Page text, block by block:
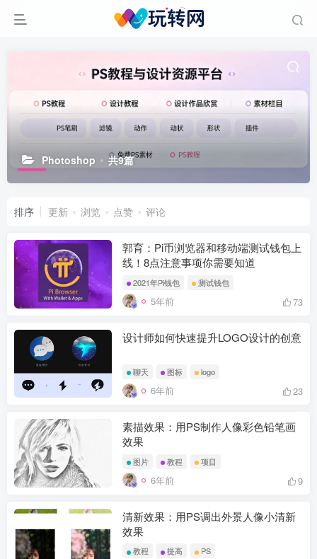
Photoshop 共9篇
排序 更新 浏览 点赞 评论
郭育：Pi币浏览器和移动端测试钱包上
线！8点注意事项你需要知道
2021年Pi钱包 测试钱包
5年前 73
设计师如何快速提升LOGO设计的创意
聊天 图标 logo
6年前 23
素描效果：用PS制作人像彩色铅笔画
效果
图片 教程 项目
6年前 9
清新效果：用PS调出外景人像小清新
效果
教程 提高 PS